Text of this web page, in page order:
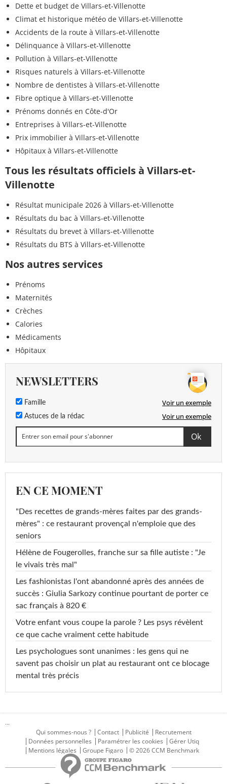
Dette et budget de Villars-et-Villenotte
Climat et historique météo de Villars-et-Villenotte
Accidents de la route à Villars-et-Villenotte
Délinquance à Villars-et-Villenotte
Pollution à Villars-et-Villenotte
Risques naturels à Villars-et-Villenotte
Nombre de dentistes à Villars-et-Villenotte
Fibre optique à Villars-et-Villenotte
Prénoms donnés en Côte-d'Or
Entreprises à Villars-et-Villenotte
Prix immobilier à Villars-et-Villenotte
Hôpitaux à Villars-et-Villenotte
Tous les résultats officiels à Villars-et-
Villenotte
Résultat municipale 2026 à Villars-et-Villenotte
Résultats du bac à Villars-et-Villenotte
Résultats du brevet à Villars-et-Villenotte
Résultats du BTS à Villars-et-Villenotte
Nos autres services
Prénoms
Maternités
Crèches
Calories
Médicaments
Hôpitaux
NEWSLETTERS
Famille Voir un exemple
Astuces de la rédac Voir un exemple
EN CE MOMENT
"Des recettes de grands-mères faites par des grands-
mères" : ce restaurant provençal n'emploie que des
seniors
Hélène de Fougerolles, franche sur sa fille autiste : "Je
le vivais très mal"
Les fashionistas l'ont abandonné après des années de
succès : Giulia Sarkozy continue pourtant de porter ce
sac français à 820 €
Votre enfant vous coupe la parole ? Les psys révèlent
ce que cache vraiment cette habitude
Les psychologues sont unanimes : les gens qui ne
savent pas choisir un plat au restaurant ont ce blocage
mental très précis
...
Qui sommes-nous ?
Contact Publicité
Recrutement
Données personnelles
Paramétrer les cookies
Gérer Utiq
Mentions légales
Groupe Figaro © 2026 CCM Benchmark